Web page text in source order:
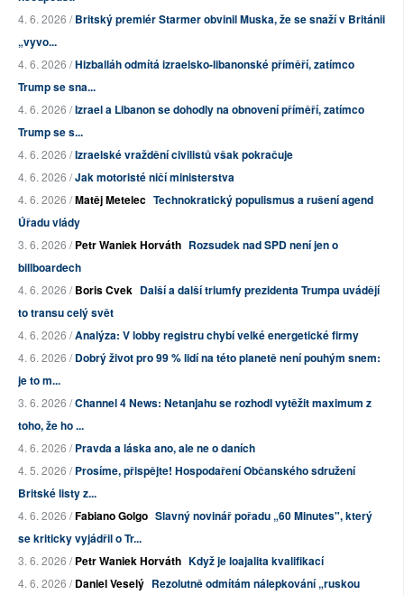
4. 6. 2026 /Britský premiér Starmer obvinil Muska, že se snaží v Británii
„vyvo...
4. 6. 2026 /Hizballáh odmítá izraelsko-libanonské příměří, zatímco
Trump se sna...
4. 6. 2026 /Izrael a Libanon se dohodly na obnovení příměří, zatímco
Trump se s...
4. 6. 2026 /Izraelské vraždění civilistů však pokračuje
4. 6. 2026 /Jak motoristé ničí ministerstva
4. 6. 2026 /Matěj Metelec Technokratický populismus a rušení agend
Úřadu vlády
3. 6. 2026 /Petr Waniek Horváth Rozsudek nad SPD není jen o
billboardech
4. 6. 2026 /Boris Cvek Další a další triumfy prezidenta Trumpa uvádějí
to transu celý svět
4. 6. 2026 /Analýza: V lobby registru chybí velké energetické firmy
4. 6. 2026 /Dobrý život pro 99 % lidí na této planetě není pouhým snem:
je to m...
3. 6. 2026 /Channel 4 News: Netanjahu se rozhodl vytěžit maximum z
toho, že ho ...
4. 6. 2026 /Pravda a láska ano, ale ne o daních
4. 5. 2026 /Prosíme, přispějte! Hospodaření Občanského sdružení
Britské listy z...
4. 6. 2026 /Fabiano Golgo Slavný novinář pořadu „60 Minutes", který
se kriticky vyjádřil o Tr...
3. 6. 2026 /Petr Waniek Horváth Když je loajalita kvalifikací
4. 6. 2026 /Daniel Veselý Rezolutně odmítám nálepkování „ruskou